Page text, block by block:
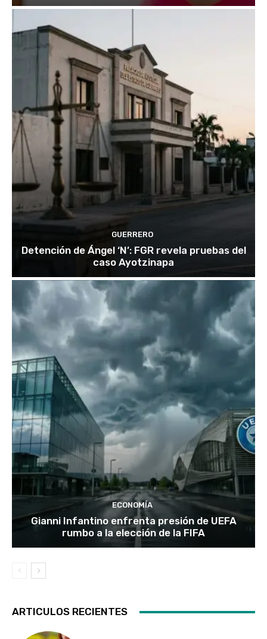
GUERRERO
Detención de Ángel ‘N’: FGR revela pruebas del
caso Ayotzinapa
ECONOMÍA
Gianni Infantino enfrenta presión de UEFA
rumbo a la elección de la FIFA
ARTICULOS RECIENTES